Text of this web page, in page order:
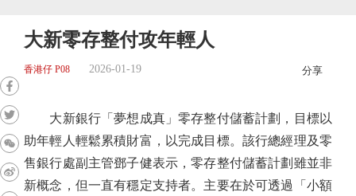
大新零存整付攻年輕人
香港仔 P08 2026-01-19 分享
大新銀行「夢想成真」零存整付儲蓄計劃，目標以
助年輕人輕鬆累積財富，以完成目標。該行總經理及零
售銀行處副主管鄧子健表示，零存整付儲蓄計劃雖並非
新概念，但一直有穩定支持者。主要在於可透過「小額